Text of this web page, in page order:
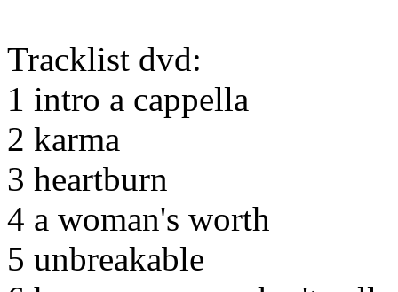
Tracklist dvd:
1 intro a cappella
2 karma
3 heartburn
4 a woman's worth
5 unbreakable